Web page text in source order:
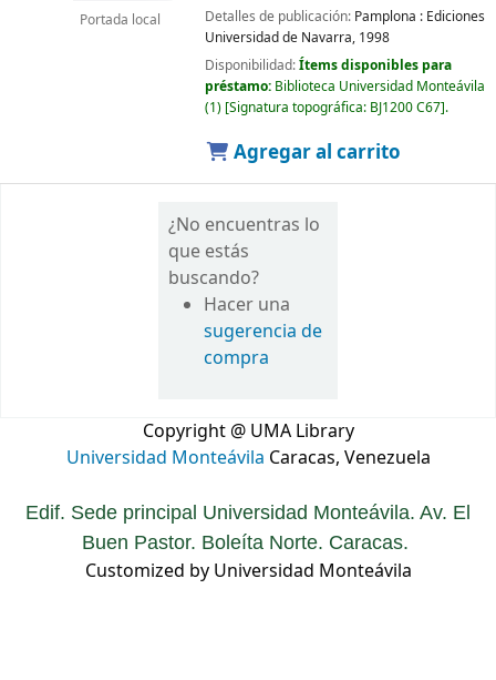
Portada local
Detalles de publicación: Pamplona : Ediciones
Universidad de Navarra, 1998
Disponibilidad:Ítems disponibles para
préstamo: Biblioteca Universidad Monteávila
(1) Signatura topográfica: BJ1200 C67 .
Agregar al carrito
¿No encuentras lo
que estás
buscando?
Hacer una
sugerencia de
compra
Copyright @ UMA Library
Universidad Monteávila Caracas, Venezuela
Edif. Sede principal Universidad Monteávila. Av. El
Buen Pastor. Boleíta Norte. Caracas.
Customized by Universidad Monteávila